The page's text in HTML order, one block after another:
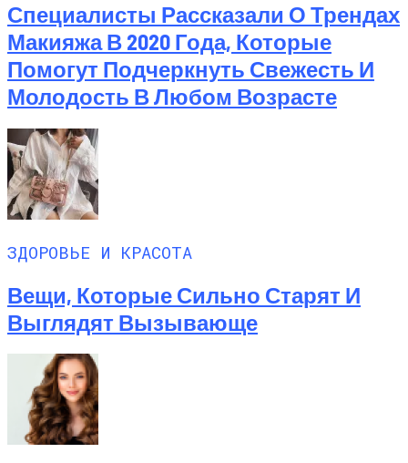
Специалисты Рассказали О Трендах
Макияжа В 2020 Года, Которые
Помогут Подчеркнуть Свежесть И
Молодость В Любом Возрасте
ЗДОРОВЬЕ И КРАСОТА
Вещи, Которые Сильно Старят И
Выглядят Вызывающе